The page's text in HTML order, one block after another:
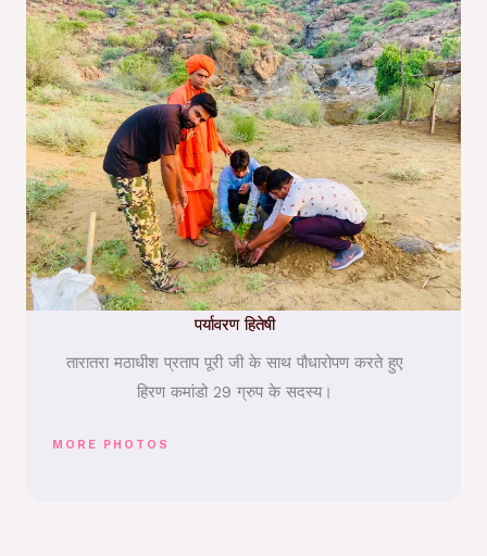
पर्यावरण हितेषी
तारातरा मठाधीश प्रताप पूरी जी के साथ पौधारोपण करते हुए
हिरण कमांडो 29 ग्रुप के सदस्य।
MORE PHOTOS